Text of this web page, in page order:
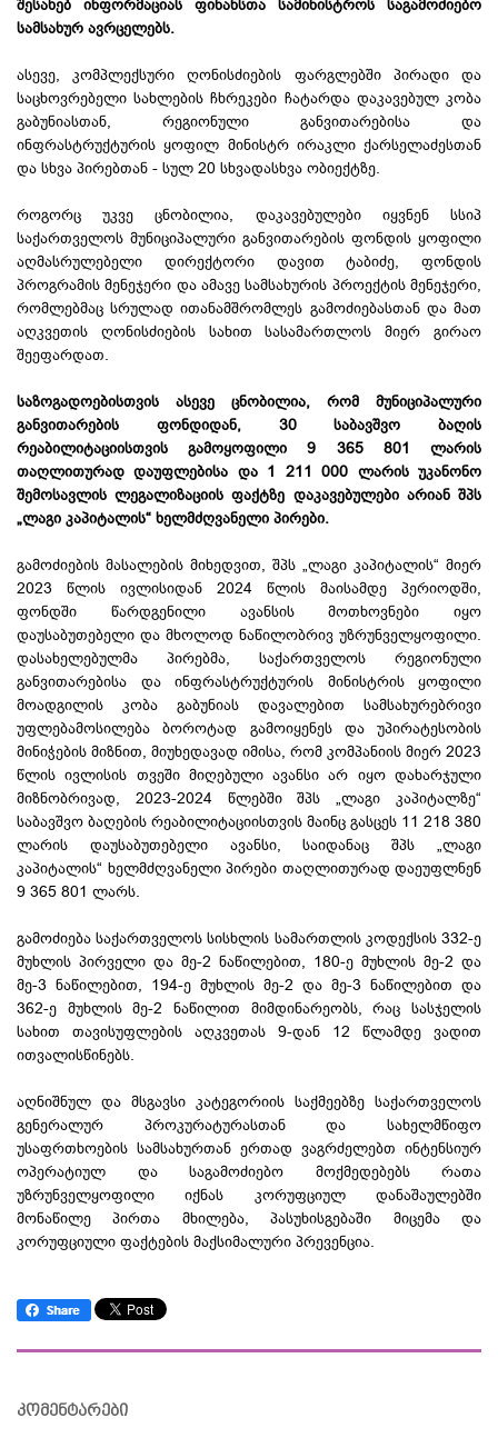
შესახებ ინფორმაციას ფინანსთა სამინისტროს საგამოძიებო
სამსახურ ავრცელებს.
ასევე, კომპლექსური ღონისძიების ფარგლებში პირადი და
საცხოვრებელი სახლების ჩხრეკები ჩატარდა დაკავებულ კობა
გაბუნიასთან, რეგიონული განვითარებისა და
ინფრასტრუქტურის ყოფილ მინისტრ ირაკლი ქარსელაძესთან
და სხვა პირებთან - სულ 20 სხვადასხვა ობიექტზე.
როგორც უკვე ცნობილია, დაკავებულები იყვნენ სსიპ
საქართველოს მუნიციპალური განვითარების ფონდის ყოფილი
აღმასრულებელი დირექტორი დავით ტაბიძე, ფონდის
პროგრამის მენეჯერი და ამავე სამსახურის პროექტის მენეჯერი,
რომლებმაც სრულად ითანამშრომლეს გამოძიებასთან და მათ
აღკვეთის ღონისძიების სახით სასამართლოს მიერ გირაო
შეეფარდათ.
საზოგადოებისთვის ასევე ცნობილია, რომ მუნიციპალური
განვითარების ფონდიდან, 30 საბავშვო ბაღის
რეაბილიტაციისთვის გამოყოფილი 9 365 801 ლარის
თაღლითურად დაუფლებისა და 1 211 000 ლარის უკანონო
შემოსავლის ლეგალიზაციის ფაქტზე დაკავებულები არიან შპს
„ლაგი კაპიტალის“ ხელმძღვანელი პირები.
გამოძიების მასალების მიხედვით, შპს „ლაგი კაპიტალის“ მიერ
2023 წლის ივლისიდან 2024 წლის მაისამდე პერიოდში,
ფონდში წარდგენილი ავანსის მოთხოვნები იყო
დაუსაბუთებელი და მხოლოდ ნაწილობრივ უზრუნველყოფილი.
დასახელებულმა პირებმა, საქართველოს რეგიონული
განვითარებისა და ინფრასტრუქტურის მინისტრის ყოფილი
მოადგილის კობა გაბუნიას დავალებით სამსახურებრივი
უფლებამოსილება ბოროტად გამოიყენეს და უპირატესობის
მინიჭების მიზნით, მიუხედავად იმისა, რომ კომპანიის მიერ 2023
წლის ივლისის თვეში მიღებული ავანსი არ იყო დახარჯული
მიზნობრივად, 2023-2024 წლებში შპს „ლაგი კაპიტალზე“
საბავშვო ბაღების რეაბილიტაციისთვის მაინც გასცეს 11 218 380
ლარის დაუსაბუთებელი ავანსი, საიდანაც შპს „ლაგი
კაპიტალის“ ხელმძღვანელი პირები თაღლითურად დაეუფლნენ
9 365 801 ლარს.
გამოძიება საქართველოს სისხლის სამართლის კოდექსის 332-ე
მუხლის პირველი და მე-2 ნაწილებით, 180-ე მუხლის მე-2 და
მე-3 ნაწილებით, 194-ე მუხლის მე-2 და მე-3 ნაწილებით და
362-ე მუხლის მე-2 ნაწილით მიმდინარეობს, რაც სასჯელის
სახით თავისუფლების აღკვეთას 9-დან 12 წლამდე ვადით
ითვალისწინებს.
აღნიშნულ და მსგავსი კატეგორიის საქმეებზე საქართველოს
გენერალურ პროკურატურასთან და სახელმწიფო
უსაფრთხოების სამსახურთან ერთად ვაგრძელებთ ინტენსიურ
ოპერატიულ და საგამოძიებო მოქმედებებს რათა
უზრუნველყოფილი იქნას კორუფციულ დანაშაულებში
მონაწილე პირთა მხილება, პასუხისგებაში მიცემა და
კორუფციული ფაქტების მაქსიმალური პრევენცია.
კომენტარები